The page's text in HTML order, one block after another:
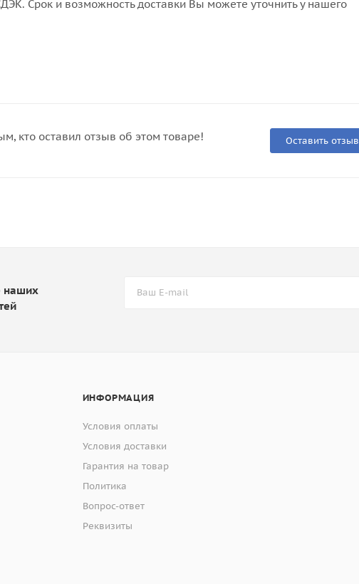
Срок и возможность доставки Вы можете уточнить у нашего
Оставить отзыв
кто оставил отзыв об этом товаре!
наших
ИНФОРМАЦИЯ
Условия оплаты
Условия доставки
Гарантия на товар
Политика
Вопрос-ответ
Реквизиты